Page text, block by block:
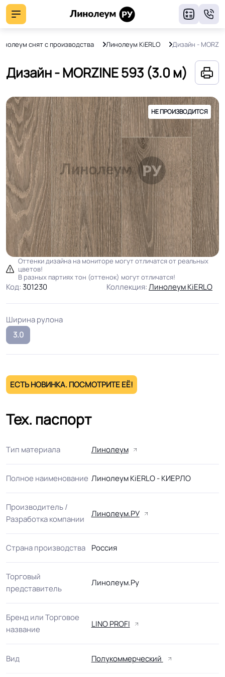
снят с производства Линолеум KiERLO Дизайн -
Дизайн - MORZINE 593 (3.0 м)
НЕ ПРОИЗВОДИТСЯ
Оттенки дизайна на мониторе могут отличатся от реальных
цветов!
В разных партиях тон (оттенок) могут отличатся!
Код: 301230 Коллекция:Линолеум KiERLO
Ширина рулона
3.0
ЕСТЬ НОВИНКА. ПОСМОТРИТЕ ЕЁ!
Тех. паспорт
Тип материала Линолеум
Полное наименование Линолеум KiERLO - КИЕРЛО
Производитель /
Разработка компании
Линолеум.РУ
Страна производства Россия
Торговый
представитель
Линолеум.Ру
Бренд или Торговое
название
LINO PROFI
Вид Полукоммерческий